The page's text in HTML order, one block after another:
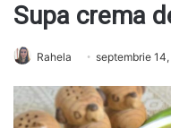
Supa crema
Rahela septembrie